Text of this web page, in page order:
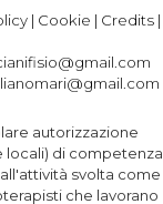
| Cookie | Credits |
autorizzazione
locali) di competenza
svolta come
che lavorano